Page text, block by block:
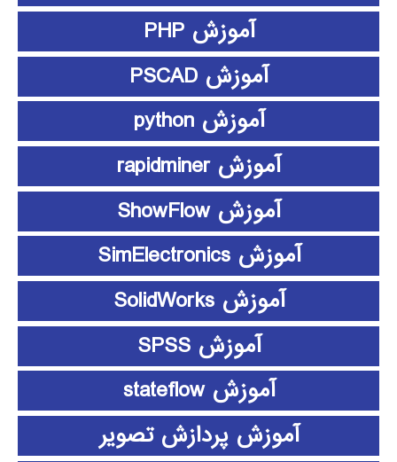
آموزش PHP
آموزش PSCAD
آموزش python
آموزش rapidminer
آموزش ShowFlow
آموزش SimElectronics
آموزش SolidWorks
آموزش SPSS
آموزش stateflow
آموزش پردازش تصویر